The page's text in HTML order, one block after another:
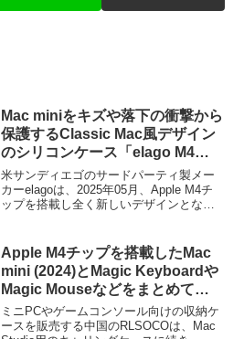
Mac miniをキズや落下の衝撃から
保護するClassic Mac風デザイン
のシリコンケース「elago M4
CASE for Mac Mini (2024)」が発
売。
米サンディエゴのサードパーティ製メー
カーelagoは、2025年05月、Apple M4チ
ップを搭載し全く新しいデザインとなっ
CASE for Mac Mini (2024)」を発売しまし
たが、elago製品を扱う株式会社サンクチ
ュアリが、この製品の販売を開始してい
ます。
Apple M4チップを搭載したMac
mini (2024)とMagic Keyboardや
Magic Mouseなどをまとめて収
納して持ち運べるキャリングケー
スが発売。
ミニPCやゲームコンソール向けの収納ケ
ースを販売する中国のRLSOCOは、Mac